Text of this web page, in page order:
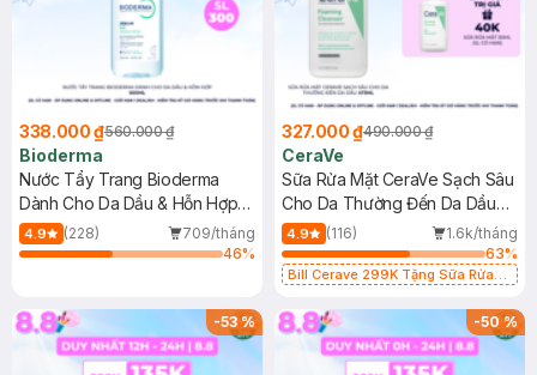
338.000 ₫560.000 ₫
Bioderma
Nước Tẩy Trang Bioderma
Dành Cho Da Dầu & Hỗn Hợp
500ml
4.9 (228)
709/tháng
46%
327.000 ₫490.000 ₫
CeraVe
Sữa Rửa Mặt CeraVe Sạch Sâu
Cho Da Thường Đến Da Dầu
473ml
4.9 (116)
1.6k/tháng
63%
Bill Cerave 299K Tặng Sữa Rửa
-53% -50%